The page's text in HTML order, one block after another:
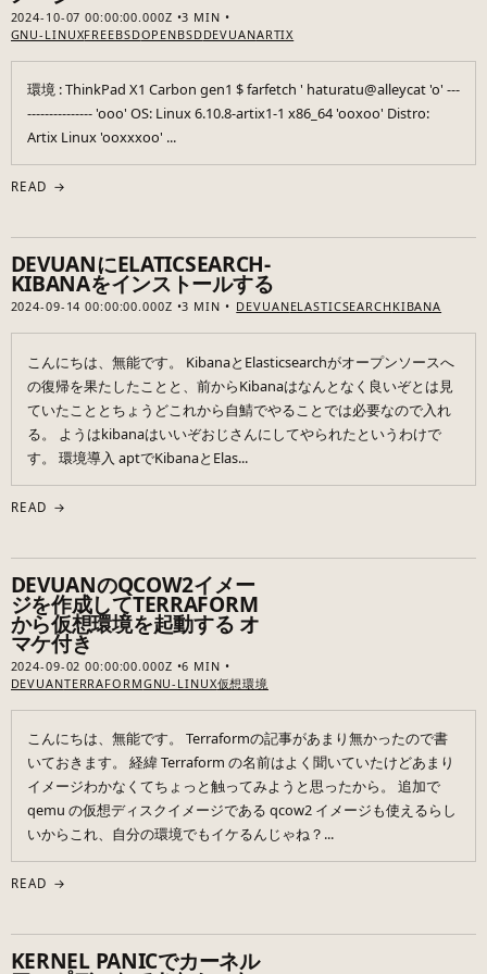
2024-10-07 00:00:00.000Z
3 MIN
GNU-LINUXFREEBSDOPENBSDDEVUANARTIX
環境 : ThinkPad X1 Carbon gen1 $ farfetch ' haturatu@alleycat 'o' ---
--------------- 'ooo' OS: Linux 6.10.8-artix1-1 x86_64 'ooxoo' Distro:
Artix Linux 'ooxxxoo' ...
READ →
DEVUANにELATICSEARCH-
KIBANAをインストールする
2024-09-14 00:00:00.000Z 3 MIN DEVUANELASTICSEARCH KIBANA
こんにちは、無能です。 KibanaとElasticsearchがオープンソースへ
の復帰を果たしたことと、前からKibanaはなんとなく良いぞとは見
ていたこととちょうどこれから自鯖でやることでは必要なので入れ
る。 ようはkibanaはいいぞおじさんにしてやられたというわけで
す。 環境導入 aptでKibanaとElas...
READ →
DEVUANのQCOW2イメー
ジを作成してTERRAFORM
から仮想環境を起動する オ
マケ付き
2024-09-02 00:00:00.000Z
6 MIN
DEVUANTERRAFORMGNU-LINUX仮想環境
こんにちは、無能です。 Terraformの記事があまり無かったので書
いておきます。 経緯 Terraform の名前はよく聞いていたけどあまり
イメージわかなくてちょっと触ってみようと思ったから。 追加で
qemu の仮想ディスクイメージである qcow2 イメージも使えるらし
いからこれ、自分の環境でもイケるんじゃね？...
READ →
KERNEL PANICでカーネル